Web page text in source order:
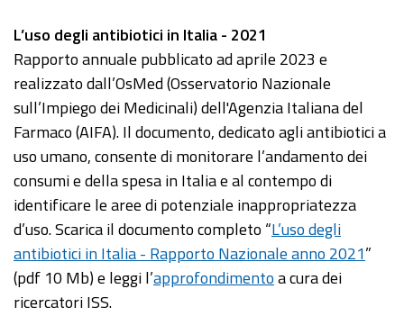
L’uso degli antibiotici in Italia - 2021
Rapporto annuale pubblicato ad aprile 2023 e
realizzato dall’OsMed (Osservatorio Nazionale
sull’Impiego dei Medicinali) dell'Agenzia Italiana del
Farmaco (AIFA). Il documento, dedicato agli antibiotici a
uso umano, consente di monitorare l’andamento dei
consumi e della spesa in Italia e al contempo di
identificare le aree di potenziale inappropriatezza
d’uso. Scarica il documento completo “L’uso degli
antibiotici in Italia - Rapporto Nazionale anno 2021”
(pdf 10 Mb) e leggi l’approfondimentoa cura dei
ricercatori ISS.